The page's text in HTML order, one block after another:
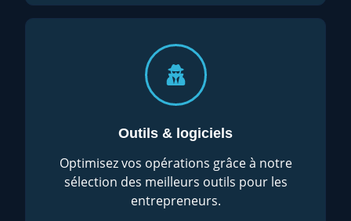
Outils & logiciels
Optimisez vos opérations grâce à notre
sélection des meilleurs outils pour les
entrepreneurs.